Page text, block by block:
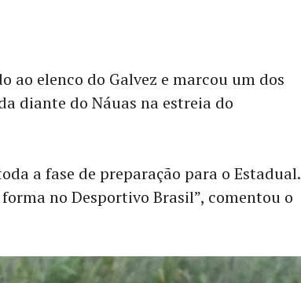
ao elenco do Galvez e marcou um dos
diante do Náuas na estreia do
a fase de preparação para o Estadual.
no Desportivo Brasil”, comentou o